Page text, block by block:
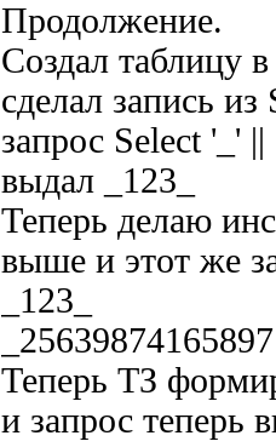
Продолжение.
Создал
сделал запись
запрос Select '_'
выдал _123_
Теперь делаю
выше и этот же
_123_
Теперь ТЗ
и запрос теперь